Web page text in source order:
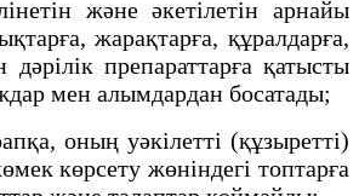
және әкетілетін арнайы
жарақтарға, құралдарға,
препараттарға қатысты
мен алымдардан босатады;
оның уәкілетті (құзыретті)
көрсету жөніндегі топтарға